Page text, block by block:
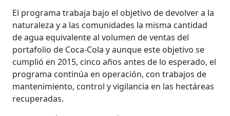
El programa trabaja bajo el objetivo de devolver a la
naturaleza y a las comunidades la misma cantidad
de agua equivalente al volumen de ventas del
portafolio de Coca-Cola y aunque este objetivo se
cumplió en 2015, cinco años antes de lo esperado, el
programa continúa en operación, con trabajos de
mantenimiento, control y vigilancia en las hectáreas
recuperadas.